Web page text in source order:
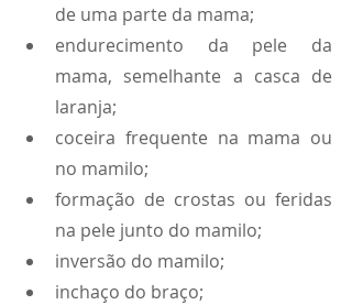
de uma parte da mama;
endurecimento da pele da
mama, semelhante a casca de
laranja;
coceira frequente na mama ou
no mamilo;
formação de crostas ou feridas
na pele junto do mamilo;
inversão do mamilo;
inchaço do braço;